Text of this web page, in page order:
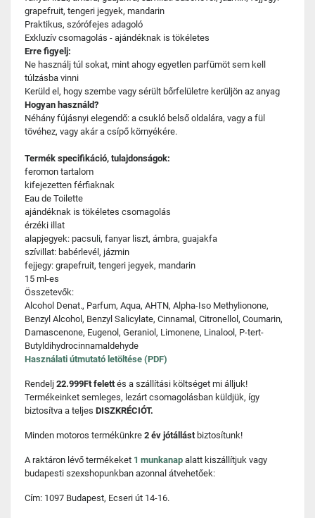
grapefruit, tengeri jegyek, mandarin
Praktikus, szórófejes adagoló
Exkluzív csomagolás - ajándéknak is tökéletes
Erre figyelj:
Ne használj túl sokat, mint ahogy egyetlen parfümöt sem kell
túlzásba vinni
Kerüld el, hogy szembe vagy sérült bőrfelületre kerüljön az anyag
Hogyan használd?
Néhány fújásnyi elegendő: a csukló belső oldalára, vagy a fül
tövéhez, vagy akár a csípő környékére.
Termék specifikáció, tulajdonságok:
feromon tartalom
kifejezetten férfiaknak
Eau de Toilette
ajándéknak is tökéletes csomagolás
érzéki illat
alapjegyek: pacsuli, fanyar liszt, ámbra, guajakfa
szívillat: babérlevél, jázmin
fejjegy: grapefruit, tengeri jegyek, mandarin
15 ml-es
Összetevők:
Alcohol Denat., Parfum, Aqua, AHTN, Alpha-Iso Methylionone,
Benzyl Alcohol, Benzyl Salicylate, Cinnamal, Citronellol, Coumarin,
Damascenone, Eugenol, Geraniol, Limonene, Linalool, P-tert-
Butyldihydrocinnamaldehyde
Használati útmutató letöltése (PDF)
Rendelj 22.999Ft felettés a szállítási költséget mi álljuk!
Termékeinket semleges, lezárt csomagolásban küldjük, így
biztosítva a teljes DISZKRÉCIÓT.
Minden motoros termékünkre 2 év jótállást biztosítunk!
A raktáron lévő termékeket 1 munkanap alatt kiszállítjuk vagy
budapesti szexshopunkban azonnal átvehetőek:
Cím: 1097 Budapest, Ecseri út 14-16.